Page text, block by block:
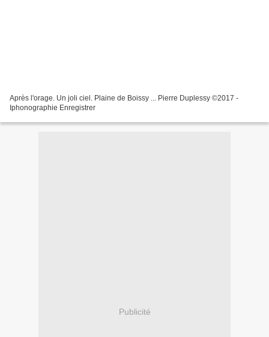
Après l'orage. Un joli ciel. Plaine de Boissy ... Pierre Duplessy ©2017 -
Iphonographie Enregistrer
Publicité